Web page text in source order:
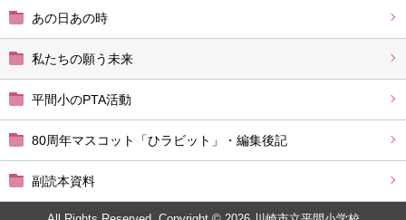
あの日あの時
私たちの願う未来
平間小のPTA活動
80周年マスコット「ひラビット」・編集後記
副読本資料